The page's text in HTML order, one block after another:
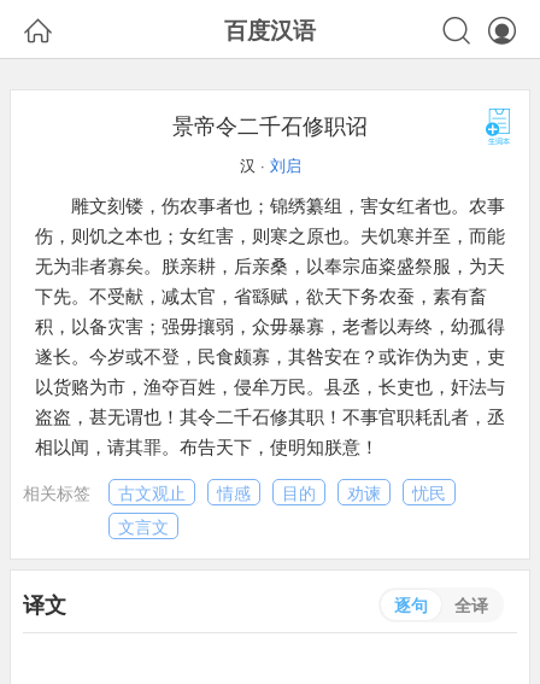
 百度汉语 

景帝令二千石修职诏
汉 · 刘启
雕文刻镂，伤农事者也；锦绣纂组，害女红者也。农事
伤，则饥之本也；女红害，则寒之原也。夫饥寒并至，而能
无为非者寡矣。朕亲耕，后亲桑，以奉宗庙粢盛祭服，为天
下先。不受献，减太官，省繇赋，欲天下务农蚕，素有畜
积，以备灾害；强毋攘弱，众毋暴寡，老耆以寿终，幼孤得
遂长。今岁或不登，民食颇寡，其咎安在？或诈伪为吏，吏
以货赂为市，渔夺百姓，侵牟万民。县丞，长吏也，奸法与
盗盗，甚无谓也！其令二千石修其职！不事官职耗乱者，丞
相以闻，请其罪。布告天下，使明知朕意！
相关标签 古文观止 情感 目的 劝谏
忧民
文言文
译文 逐句 全译